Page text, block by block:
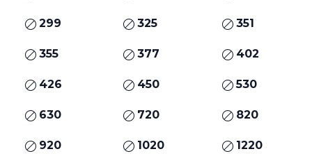
299 325 351
355 377 402
426 450 530
630 720 820
920 1020 1220